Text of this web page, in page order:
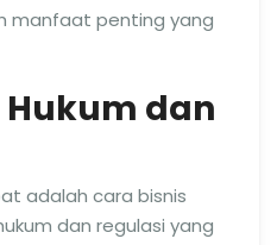
manfaat penting yang
dan
adalah cara bisnis
dan regulasi yang